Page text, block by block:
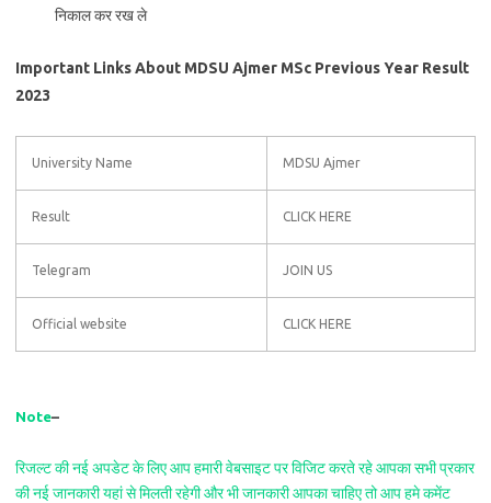
निकाल कर रख ले
Important Links About MDSU Ajmer MSc Previous Year Result
2023
University Name MDSU Ajmer
Result CLICK HERE
Telegram JOIN US
Official website CLICK HERE
Note–
रिजल्ट की नई अपडेट के लिए आप हमारी वेबसाइट पर विजिट करते रहे आपका सभी प्रकार
की नई जानकारी यहां से मिलती रहेगी और भी जानकारी आपका चाहिए तो आप हमे कमेंट